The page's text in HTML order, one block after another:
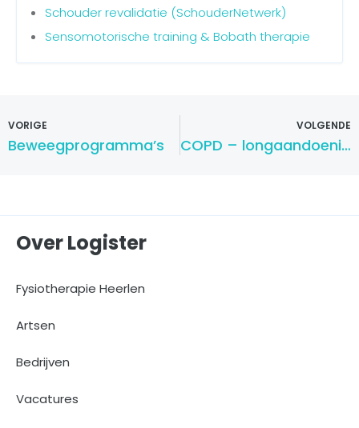
Schouder revalidatie (SchouderNetwerk)
Sensomotorische training & Bobath therapie
VORIGE
Beweegprogramma’s
VOLGENDE
COPD – longaandoeningen
Over Logister
Fysiotherapie Heerlen
Artsen
Bedrijven
Vacatures